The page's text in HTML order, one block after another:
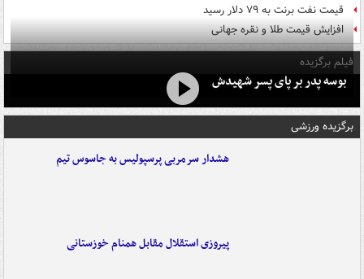
قیمت نفت برنت به ۷۹ دلار رسید
افزایش قیمت طلا و نقره جهانی
فیلم برگزیده
بوسه‌ پدر بر پای پسر شهیدش
برگزیده ورزشی
هشدار سرمربی پرسپولیس به جاسوس تیم
پیروزی استقلال مقابل همنام خوزستانی